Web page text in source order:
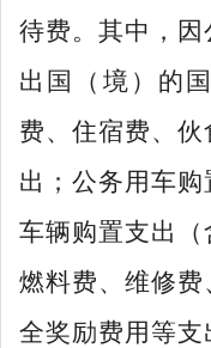
待费。其中，
出国（境）的
费、住宿费、
出；公务用车
车辆购置支出（
燃料费、维修
全奖励费用等